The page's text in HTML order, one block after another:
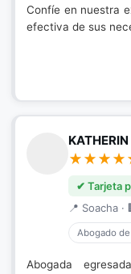
Confíe en nuestra
efectiva de sus
✔ Tarjeta
📍 Soacha ·
Abogado
Abogada